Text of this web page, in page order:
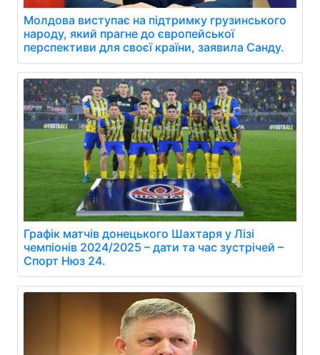
Молдова виступає на підтримку грузинського
народу, який прагне до європейської
перспективи для своєї країни, заявила Санду.
Графік матчів донецького Шахтаря у Лізі
чемпіонів 2024/2025 – дати та час зустрічей –
Спорт Нюз 24.